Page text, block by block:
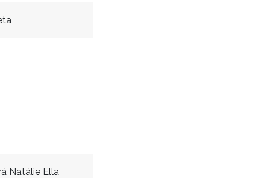
Natálie Ella